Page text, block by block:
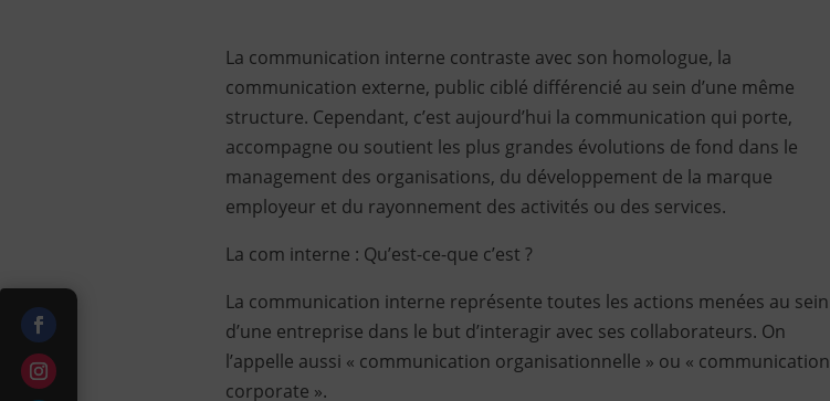
La communication interne contraste avec son homologue, la
communication externe, public ciblé différencié au sein d’une même
structure. Cependant, c’est aujourd’hui la communication qui porte,
accompagne ou soutient les plus grandes évolutions de fond dans le
management des organisations, du développement de la marque
employeur et du rayonnement des activités ou des services.
La com interne : Qu’est-ce-que c’est ?
La communication interne représente toutes les actions menées au sein
d’une entreprise dans le but d’interagir avec ses collaborateurs. On
l’appelle aussi « communication organisationnelle » ou « communication
corporate ».